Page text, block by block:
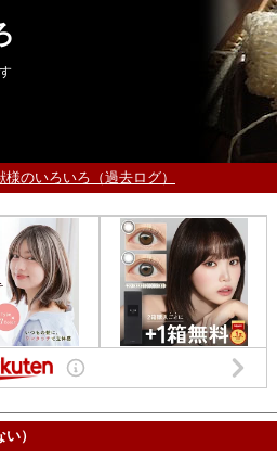
様のいろいろ（過去ログ）
）